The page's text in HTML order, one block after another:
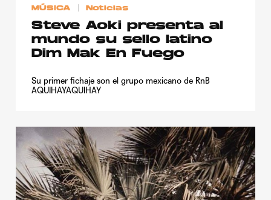
MÚSICA Noticias
Steve Aoki presenta al
mundo su sello latino
Dim Mak En Fuego
Su primer fichaje son el grupo mexicano de RnB
AQUIHAYAQUIHAY